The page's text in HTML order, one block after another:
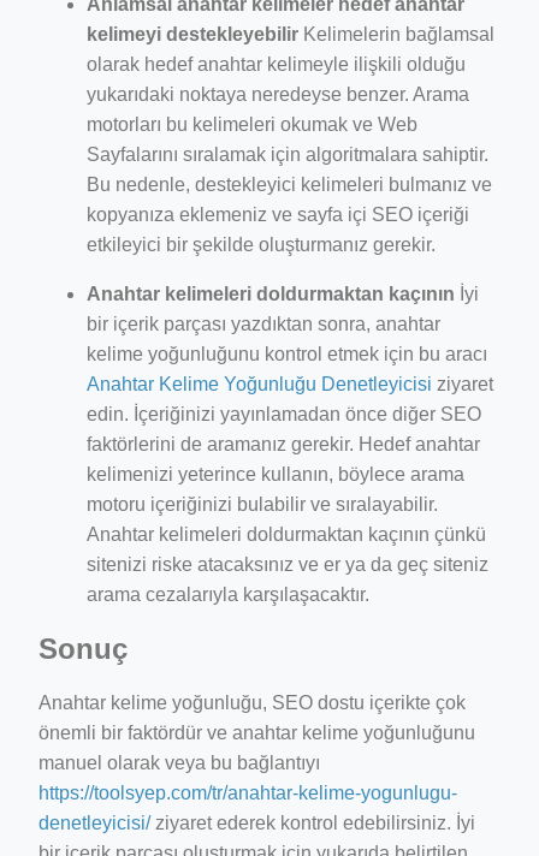
Anlamsal anahtar kelimeler hedef anahtar
kelimeyi destekleyebilir Kelimelerin bağlamsal
olarak hedef anahtar kelimeyle ilişkili olduğu
yukarıdaki noktaya neredeyse benzer. Arama
motorları bu kelimeleri okumak ve Web
Sayfalarını sıralamak için algoritmalara sahiptir.
Bu nedenle, destekleyici kelimeleri bulmanız ve
kopyanıza eklemeniz ve sayfa içi SEO içeriği
etkileyici bir şekilde oluşturmanız gerekir.
Anahtar kelimeleri doldurmaktan kaçının İyi
bir içerik parçası yazdıktan sonra, anahtar
kelime yoğunluğunu kontrol etmek için bu aracı
Anahtar Kelime Yoğunluğu Denetleyicisi ziyaret
edin. İçeriğinizi yayınlamadan önce diğer SEO
faktörlerini de aramanız gerekir. Hedef anahtar
kelimenizi yeterince kullanın, böylece arama
motoru içeriğinizi bulabilir ve sıralayabilir.
Anahtar kelimeleri doldurmaktan kaçının çünkü
sitenizi riske atacaksınız ve er ya da geç siteniz
arama cezalarıyla karşılaşacaktır.
Sonuç
Anahtar kelime yoğunluğu, SEO dostu içerikte çok
önemli bir faktördür ve anahtar kelime yoğunluğunu
manuel olarak veya bu bağlantıyı
https://toolsyep.com/tr/anahtar-kelime-yogunlugu-
denetleyicisi/ziyaret ederek kontrol edebilirsiniz. İyi